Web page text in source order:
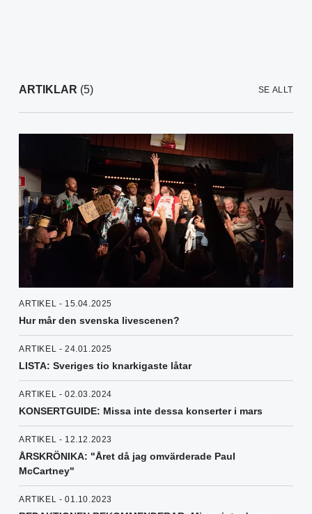
ARTIKLAR (5) SE ALLT
ARTIKEL - 15.04.2025
Hur mår den svenska livescenen?
ARTIKEL - 24.01.2025
LISTA: Sveriges tio knarkigaste låtar
ARTIKEL - 02.03.2024
KONSERTGUIDE: Missa inte dessa konserter i mars
ARTIKEL - 12.12.2023
ÅRSKRÖNIKA: "Året då jag omvärderade Paul
McCartney"
ARTIKEL - 01.10.2023